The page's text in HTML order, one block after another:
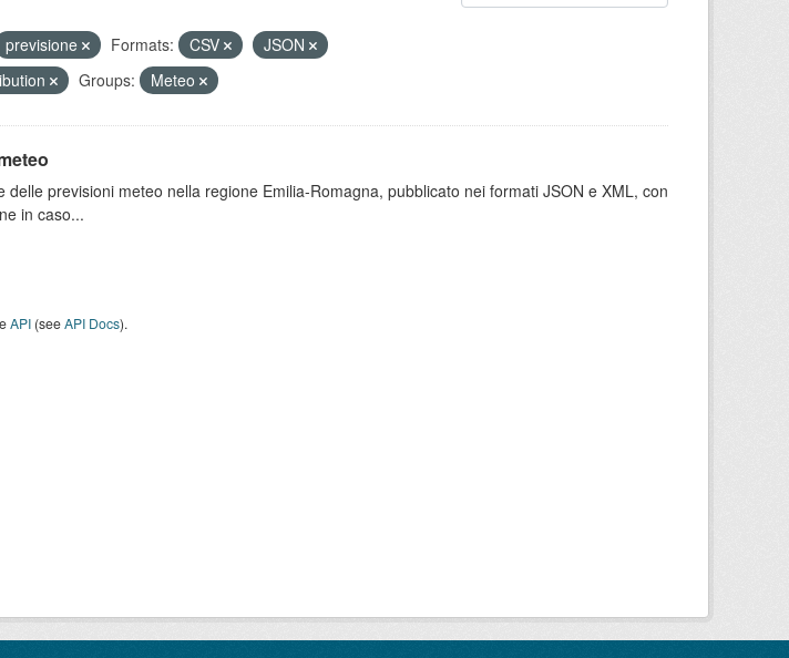
previsione Formats: CSV
JSON
Groups: Meteo
delle previsioni meteo nella regione Emilia-Romagna, pubblicato nei formati JSON e XML, con
in caso...
API(seeAPI Docs).